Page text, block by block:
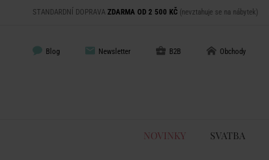
STANDARDNÍ DOPRAVA ZDARMA OD 2 500 KČ (nevztahuje se na nábytek)
Blog Newsletter B2B Obchody
NOVINKY SVATBA